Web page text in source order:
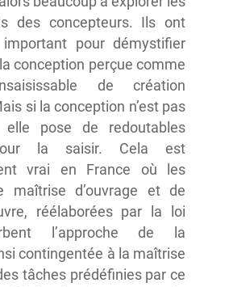
des concepteurs. Ils ont
pour démystifier
conception perçue comme
de création
si la conception n’est pas
elle pose de redoutables
la saisir. Cela est
vrai en France où les
maîtrise d’ouvrage et de
réélaborées par la loi
l’approche de la
contingentée à la maîtrise
tâches prédéfinies par ce